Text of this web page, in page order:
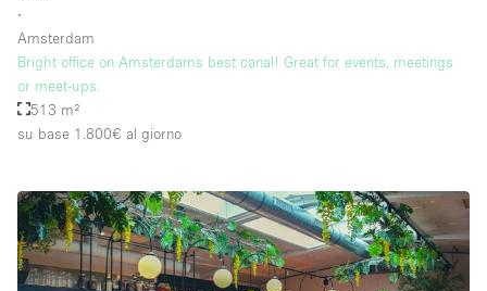
∙
Amsterdam
Bright office on Amsterdams best canal! Great for events, meetings
or meet-ups.
513 m²
su base 1.800€ al giorno